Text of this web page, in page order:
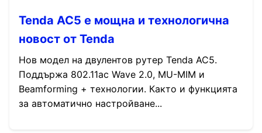
Tenda AC5 е мощна и технологична
новост от Tenda
Нов модел на двулентов рутер Tenda AC5.
Поддържа 802.11ac Wave 2.0, MU-MIM и
Beamforming + технологии. Както и функцията
за автоматично настройване...